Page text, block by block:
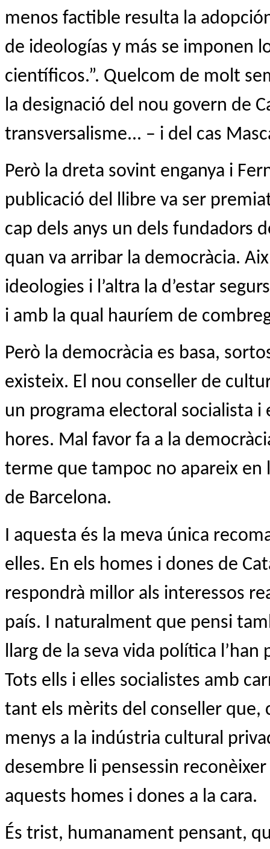
menos factible resulta la
de ideologías y más se imponen
científicos.”. Quelcom de molt
la designació del nou govern de
transversalisme... – i del cas
Però la dreta sovint enganya i
publicació del llibre va ser
cap dels anys un dels fundadors
quan va arribar la democràcia.
ideologies i l’altra la d’estar
i amb la qual hauríem de
Però la democràcia es basa,
existeix. El nou conseller de
un programa electoral socialista i
hores. Mal favor fa a la
terme que tampoc no apareix
de Barcelona.
I aquesta és la meva única
elles. En els homes i dones de
respondrà millor als interessos
país. I naturalment que pensi
llarg de la seva vida política
Tots ells i elles socialistes amb
tant els mèrits del conseller que,
menys a la indústria cultural
desembre li pensessin
aquests homes i dones a la cara.
És trist, humanament pensant,